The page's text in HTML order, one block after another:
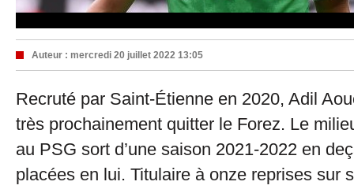
Auteur : mercredi 20 juillet 2022 13:05
Recruté par Saint-Étienne en 2020, Adil
très prochainement quitter le Forez. Le
au PSG sort d’une saison 2021-2022 en
placées en lui. Titulaire à onze reprises sur